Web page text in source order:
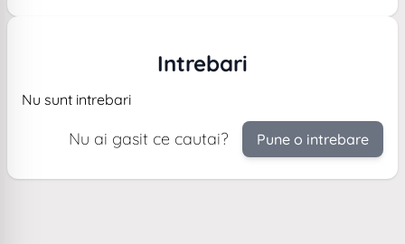
Intrebari
Nu sunt intrebari
Nu ai gasit ce cautai? Pune o intrebare